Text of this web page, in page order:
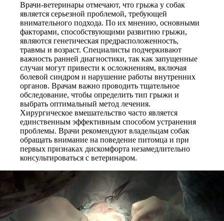
Врачи-ветеринары отмечают, что грыжа у собак
является серьезной проблемой, требующей
внимательного подхода. По их мнению, основными
факторами, способствующими развитию грыжи,
являются генетическая предрасположенность,
травмы и возраст. Специалисты подчеркивают
важность ранней диагностики, так как запущенные
случаи могут привести к осложнениям, включая
болевой синдром и нарушение работы внутренних
органов. Врачам важно проводить тщательное
обследование, чтобы определить тип грыжи и
выбрать оптимальный метод лечения.
Хирургическое вмешательство часто является
единственным эффективным способом устранения
проблемы. Врачи рекомендуют владельцам собак
обращать внимание на поведение питомца и при
первых признаках дискомфорта незамедлительно
консультироваться с ветеринаром.